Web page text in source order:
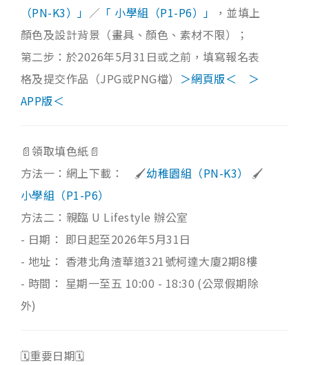
（PN-K3）」 ／ 「 小學組（P1-P6）」
，並填上
顏色及設計背景（畫具、顏色、素材不限）；
第二步：於2026年5月31日或之前，填寫報名表
格及提交作品（JPG或PNG檔） ＞網頁版＜
＞
APP版＜
📄領取填色紙📄
方法一：網上下載： 🖌️幼稚園組（PN-K3）
🖌️
小學組（P1-P6）
方法二：親臨 U Lifestyle 辦公室
- 日期： 即日起至2026年5月31日
- 地址： 香港北角渣華道321號柯達大廈2期8樓
- 時間： 星期一至五 10:00 - 18:30 (公眾假期除
外)
🗓️重要日期🗓️